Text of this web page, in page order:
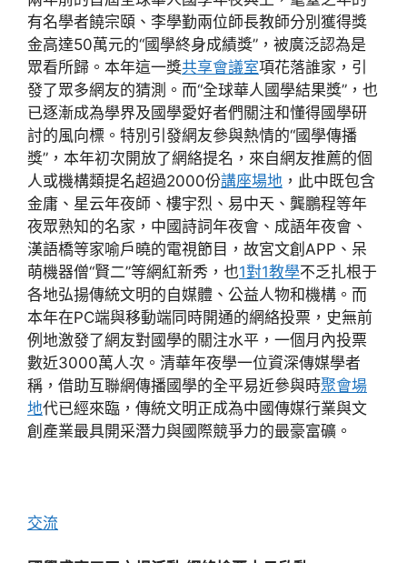
有名學者饒宗頤、李學勤兩位師長教師分別獲得獎
金高達50萬元的“國學終身成績獎”，被廣泛認為是
眾看所歸。本年這一獎共享會議室項花落誰家，引
發了眾多網友的猜測。而“全球華人國學結果獎”，也
已逐漸成為學界及國學愛好者們關注和懂得國學研
討的風向標。特別引發網友參與熱情的“國學傳播
獎”，本年初次開放了網絡提名，來自網友推薦的個
人或機構類提名超過2000份講座場地 ，此中既包含
金庸、星云年夜師、樓宇烈、易中天、龔鵬程等年
夜眾熟知的名家，中國詩詞年夜會、成語年夜會、
漢語橋等家喻戶曉的電視節目，故宮文創APP、呆
萌機器僧“賢二”等網紅新秀，也1對1教學不乏扎根于
各地弘揚傳統文明的自媒體、公益人物和機構。而
本年在PC端與移動端同時開通的網絡投票，史無前
例地激發了網友對國學的關注水平，一個月內投票
數近3000萬人次。清華年夜學一位資深傳媒學者
稱，借助互聯網傳播國學的全平易近參與時聚會場
地代已經來臨，傳統文明正成為中國傳媒行業與文
創產業最具開采潛力與國際競爭力的最豪富礦。
交流